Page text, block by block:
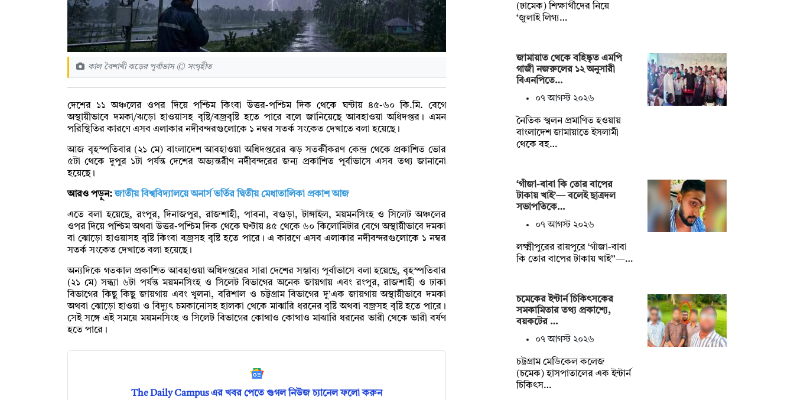
কাল বৈশাখী ঝড়ের পূর্বাভাস © সংগৃহীত
দেশের ১১ অঞ্চলের ওপর দিয়ে পশ্চিম কিংবা উত্তর-পশ্চিম দিক থেকে ঘন্টায় ৪৫-৬০ কি.মি. বেগে
অস্থায়ীভাবে দমকা/ঝড়ো হাওয়াসহ বৃষ্টি/বজ্রবৃষ্টি হতে পারে বলে জানিয়েছে আবহাওয়া অধিদপ্তর। এমন
পরিস্থিতির কারণে এসব এলাকার নদীবন্দরগুলোকে ১ নম্বর সতর্ক সংকেত দেখাতে বলা হয়েছে।
আজ বৃহস্পতিবার (২১ মে) বাংলাদেশ আবহাওয়া অধিদপ্তরের ঝড় সতর্কীকরণ কেন্দ্র থেকে প্রকাশিত ভোর
৫টা থেকে দুপুর ১টা পর্যন্ত দেশের অভ্যন্তরীণ নদীবন্দরের জন্য প্রকাশিত পূর্বাভাসে এসব তথ্য জানানো
হয়েছে।
আরও পড়ুন:জাতীয় বিশ্ববিদ্যালয়ে অনার্স ভর্তির দ্বিতীয় মেধাতালিকা প্রকাশ আজ
এতে বলা হয়েছে, রংপুর, দিনাজপুর, রাজশাহী, পাবনা, বগুড়া, টাঙ্গাইল, ময়মনসিংহ ও সিলেট অঞ্চলের
ওপর দিয়ে পশ্চিম অথবা উত্তর-পশ্চিম দিক থেকে ঘণ্টায় ৪৫ থেকে ৬০ কিলোমিটার বেগে অস্থায়ীভাবে দমকা
বা ঝোড়ো হাওয়াসহ বৃষ্টি কিংবা বজ্রসহ বৃষ্টি হতে পারে। এ কারণে এসব এলাকার নদীবন্দরগুলোকে ১ নম্বর
সতর্ক সংকেত দেখাতে বলা হয়েছে।
অন্যদিকে গতকাল প্রকাশিত আবহাওয়া অধিদপ্তরের সারা দেশের সম্ভাব্য পূর্বাভাসে বলা হয়েছে, বৃহস্পতিবার
(২১ মে) সন্ধ্যা ৬টা পর্যন্ত ময়মনসিংহ ও সিলেট বিভাগের অনেক জায়গায় এবং রংপুর, রাজশাহী ও ঢাকা
বিভাগের কিছু কিছু জায়গায় এবং খুলনা, বরিশাল ও চট্টগ্রাম বিভাগের দু’এক জায়গায় অস্থায়ীভাবে দমকা
অথবা ঝোড়ো হাওয়া ও বিদ্যুৎ চমকানোসহ হালকা থেকে মাঝারি ধরনের বৃষ্টি অথবা বজ্রসহ বৃষ্টি হতে পারে।
সেই সঙ্গে এই সময়ে ময়মনসিংহ ও সিলেট বিভাগের কোথাও কোথাও মাঝারি ধরনের ভারী থেকে ভারী বর্ষণ
হতে পারে।
The Daily Campus এর খবর পেতে গুগল নিউজ চ্যানেল ফলো করুন
(ঢামেক) শিক্ষার্থীদের নিয়ে
‘জুলাই লিগ্য…
জামায়াত থেকে বহিষ্কৃত এমপি
গাজী নজরুলের ১২ অনুসারী
বিএনপিতে…
০৭ আগস্ট ২০২৬
নৈতিক স্খলন প্রমাণিত হওয়ায়
বাংলাদেশ জামায়াতে ইসলামী
থেকে বহ…
‘গাঁজা-বাবা কি তোর বাপের
টাকায় খাই’— বলেই ছাত্রদল
সভাপতিকে…
০৭ আগস্ট ২০২৬
লক্ষ্মীপুরের রায়পুরে ‘গাঁজা-বাবা
কি তোর বাপের টাকায় খাই’’—…
চমেকের ইন্টার্ন চিকিৎসকের
সমকামিতার তথ্য প্রকাশ্যে,
বয়কটের …
০৭ আগস্ট ২০২৬
চট্টগ্রাম মেডিকেল কলেজ
(চমেক) হাসপাতালের এক ইন্টার্ন
চিকিৎস…